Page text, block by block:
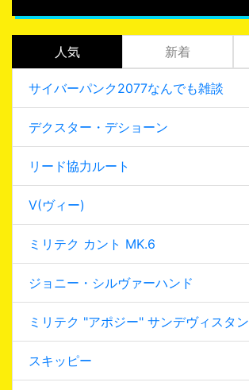
人気 新着
サイバーパンク2077なんでも雑談
デクスター・デショーン
リード協力ルート
V(ヴィー)
ミリテク カント MK.6
ジョニー・シルヴァーハンド
ミリテク "アポジー" サンデヴィスタン
スキッピー